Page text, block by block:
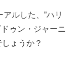
ルした、”ハリ
ゥン・ジャーニ
ょうか？